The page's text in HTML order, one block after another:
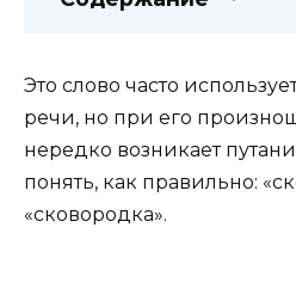
Это слово часто
речи, но при его
нередко возникает
понять, как правильно:
«сковородка».